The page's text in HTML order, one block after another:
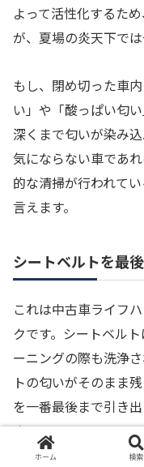
よって活性化するた
が、夏場の炎天下で
もし、閉め切った車
い」や「酸っぱい匂
深くまで匂いが染み
気にならない車であ
的な清掃が行われて
言えます。
シートベルトを最
これは中古車ライフ
クです。シートベル
ーニングの際も洗浄
トの匂いがそのまま
を一番最後まで引き
さい。
ホーム 検索